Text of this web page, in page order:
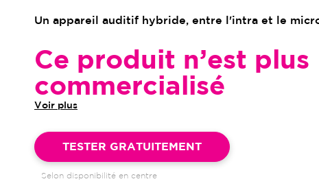
Un appareil auditif hybride, entre l'intra et le
Ce produit n’est plus
commercialisé
Voir plus
TESTER GRATUITEMENT
Selon disponibilité en centre